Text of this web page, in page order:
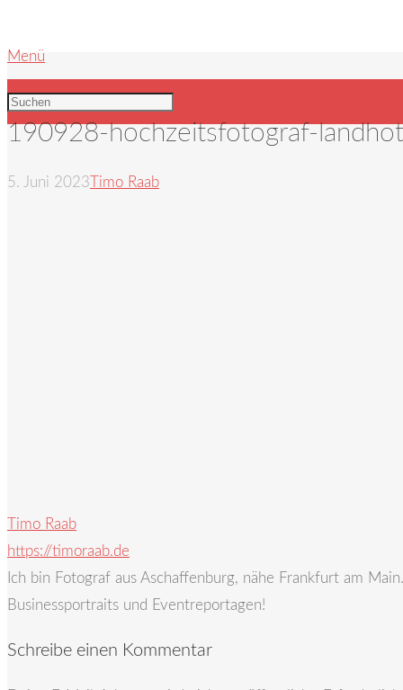
Menü
190928-hochzeitsfotograf-
5. Juni 2023 Timo Raab
Timo Raab
https://timoraab.de
Ich bin Fotograf aus Aschaffenburg, nähe Frankfurt am
Businessportraits und Eventreportagen!
Schreibe einen Kommentar